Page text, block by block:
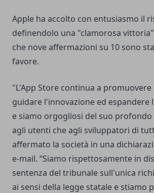
Apple ha accolto con entusiasmo il
definendolo una "clamorosa
che nove affermazioni su 10 sono
favore.
"L'App Store continua a
guidare l'innovazione ed espandere
e siamo orgogliosi del suo
agli utenti che agli sviluppatori di
affermato la società in una
e-mail. “Siamo rispettosamente in
sentenza del tribunale sull'unica
ai sensi della legge statale e stiamo